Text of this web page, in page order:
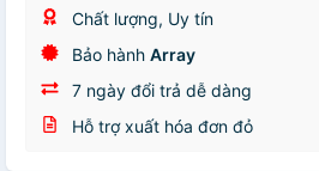
Chất lượng, Uy tín
Bảo hành Array
7 ngày đổi trả dễ dàng
Hỗ trợ xuất hóa đơn đỏ